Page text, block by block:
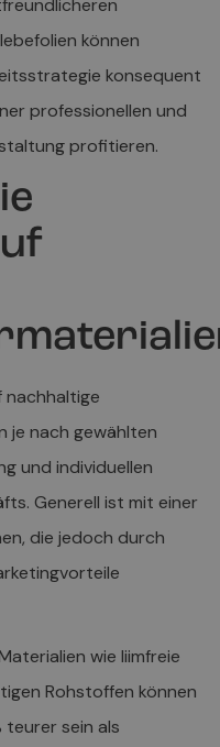
können
konsequent
professionellen und
profitieren.
nachhaltige
je nach gewählten
und individuellen
Generell ist mit einer
die jedoch durch
wie liimfreie
Rohstoffen können
sein als